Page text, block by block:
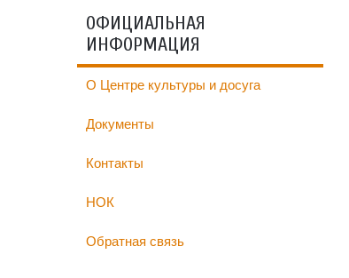
ОФИЦИАЛЬНАЯ
ИНФОРМАЦИЯ
О Центре культуры и досуга
Документы
Контакты
НОК
Обратная связь